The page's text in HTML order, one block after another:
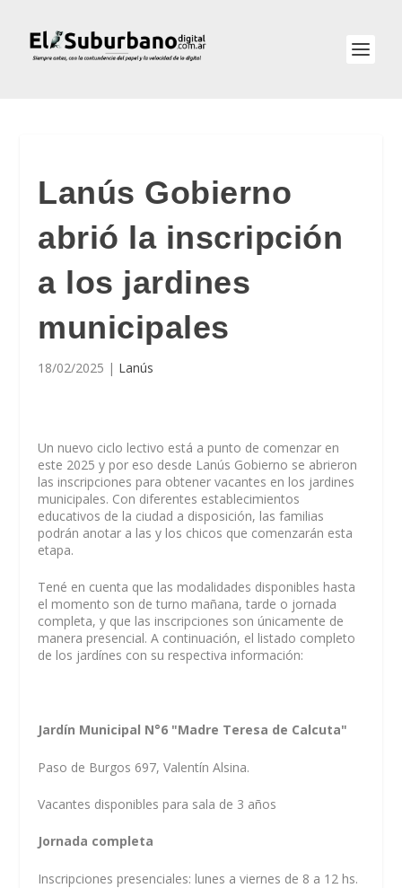
Lanús Gobierno
abrió la inscripción
a los jardines
municipales
18/02/2025 | Lanús
Un nuevo ciclo lectivo está a punto de comenzar en
este 2025 y por eso desde Lanús Gobierno se abrieron
las inscripciones para obtener vacantes en los jardines
municipales. Con diferentes establecimientos
educativos de la ciudad a disposición, las familias
podrán anotar a las y los chicos que comenzarán esta
etapa.
Tené en cuenta que las modalidades disponibles hasta
el momento son de turno mañana, tarde o jornada
completa, y que las inscripciones son únicamente de
manera presencial. A continuación, el listado completo
de los jardínes con su respectiva información:
Jardín Municipal N°6 "Madre Teresa de Calcuta"
Paso de Burgos 697, Valentín Alsina.
Vacantes disponibles para sala de 3 años
Jornada completa
Inscripciones presenciales: lunes a viernes de 8 a 12 hs.